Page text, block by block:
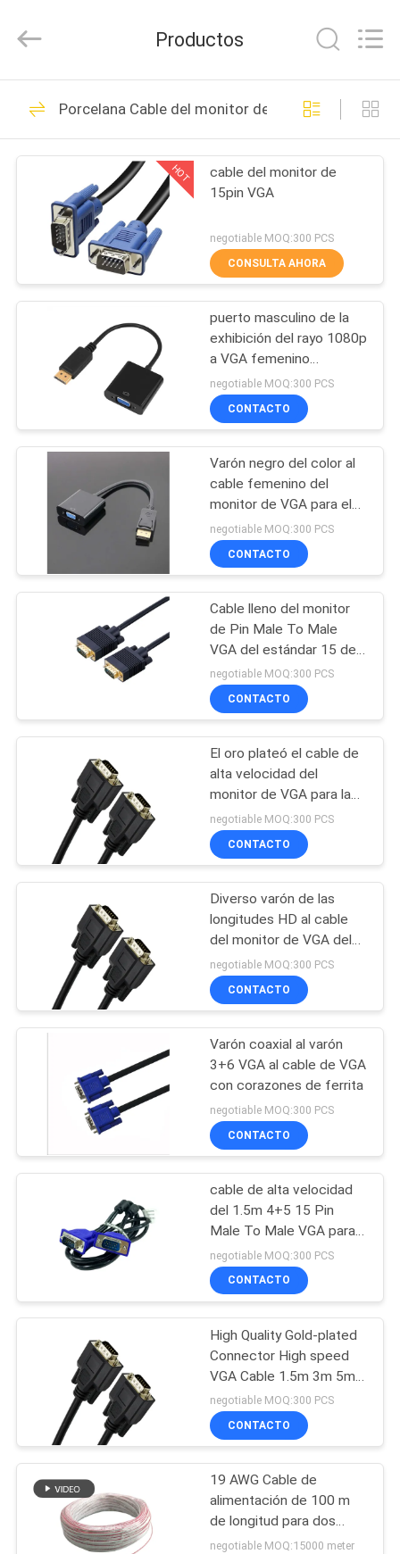
HOGAR
PRODUCTOS
VIDEOS
SOBRE
NOSOTROS
VIAJE
FÁBRICA
CONTROL
ÉNTRENOS
CONTACTO
NOTICIAS
CASOS
MAPA
POLÍTICA
DE
PRIVACIDAD
Industry
Rights
Red Lan Cable
95
Cable de Lan de
CAT5E
38
Cable de lan CAT6
El gabinete del
servidor de red
cable de fribra
óptica
57
Cordón de remiendo
de CAT5E
23
Cordón de remiendo
CAT6
Asamblea de cable
de la red
Productos
Porcelana Cable del monitor de VGA
HOT
cable del monitor de
15pin VGA
negotiable MOQ:300 PCS
CONSULTA AHORA
puerto masculino de la
exhibición del rayo 1080p
a VGA femenino
Displayport al cable del
monitor de VGA
negotiable MOQ:300 PCS
CONTACTO
Varón negro del color al
cable femenino del
monitor de VGA para el
ordenador de la PC
negotiable MOQ:300 PCS
CONTACTO
Cable lleno del monitor
de Pin Male To Male
VGA del estándar 15 de
HD 1080P, VGA al cable
de VGA
negotiable MOQ:300 PCS
CONTACTO
El oro plateó el cable de
alta velocidad del
monitor de VGA para la
pantalla de monitor del
proyector
negotiable MOQ:300 PCS
CONTACTO
Diverso varón de las
longitudes HD al cable
del monitor de VGA del
varón, cable del
remiendo de VGA
negotiable MOQ:300 PCS
CONTACTO
Varón coaxial al varón
3+6 VGA al cable de VGA
con corazones de ferrita
negotiable MOQ:300 PCS
CONTACTO
cable de alta velocidad
del 1.5m 4+5 15 Pin
Male To Male VGA para
la PC de PSP
negotiable MOQ:300 PCS
CONTACTO
High Quality Gold-plated
Connector High speed
VGA Cable 1.5m 3m 5m
10m for computer
projector monitor screen
negotiable MOQ:300 PCS
CONTACTO
19 AWG Cable de
alimentación de 100 m
de longitud para dos
cables de monitoreo LED
negotiable MOQ:15000 meter